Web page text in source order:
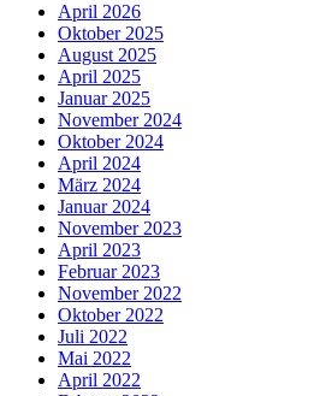
April 2026
Oktober 2025
August 2025
April 2025
Januar 2025
November 2024
Oktober 2024
April 2024
März 2024
Januar 2024
November 2023
April 2023
Februar 2023
November 2022
Oktober 2022
Juli 2022
Mai 2022
April 2022